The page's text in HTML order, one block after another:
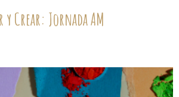
y Crear: Jornada AM